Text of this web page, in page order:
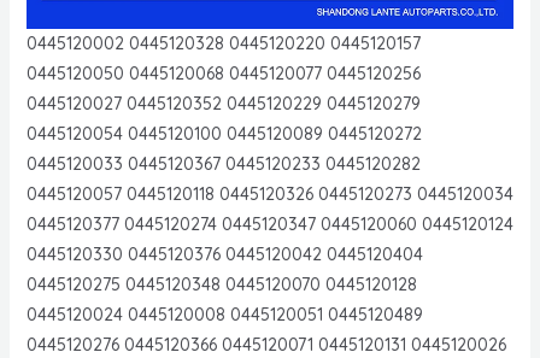
0445120002 0445120328 0445120220 0445120157
0445120050 0445120068 0445120077 0445120256
0445120027 0445120352 0445120229 0445120279
0445120054 0445120100 0445120089 0445120272
0445120033 0445120367 0445120233 0445120282
0445120057 0445120118 0445120326 0445120273 0445120034
0445120377 0445120274 0445120347 0445120060 0445120124
0445120330 0445120376 0445120042 0445120404
0445120275 0445120348 0445120070 0445120128
0445120024 0445120008 0445120051 0445120489
0445120276 0445120366 0445120071 0445120131 0445120026